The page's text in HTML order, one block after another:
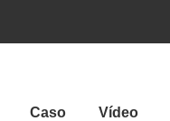
Caso Vídeo